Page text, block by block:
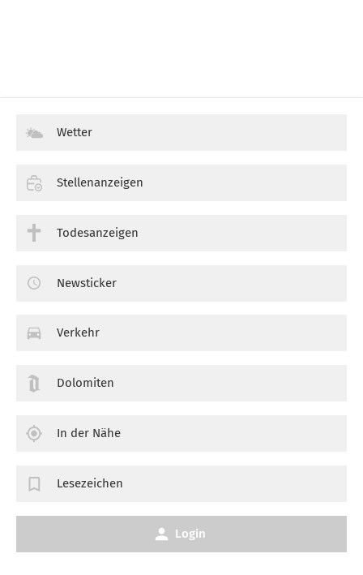
Wetter
Stellenanzeigen
Todesanzeigen
Newsticker
Verkehr
Dolomiten
In der Nähe
Lesezeichen
Login